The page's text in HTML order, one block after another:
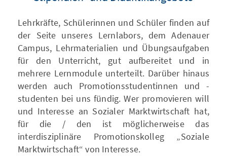
Lehrkräfte, Schülerinnen und Schüler finden auf
der Seite unseres Lernlabors, dem Adenauer
Campus, Lehrmaterialien und Übungsaufgaben
für den Unterricht, gut aufbereitet und in
mehrere Lernmodule unterteilt. Darüber hinaus
werden auch Promotionsstudentinnen und -
studenten bei uns fündig. Wer promovieren will
und Interesse an Sozialer Marktwirtschaft hat,
für die / den ist möglicherweise das
interdisziplinäre Promotionskolleg „Soziale
Marktwirtschaft“ von Interesse.